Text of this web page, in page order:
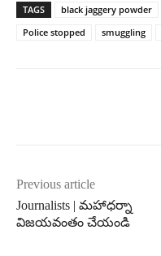
TAGS black jaggery powder
Police stopped
smuggling
Previous article
Journalists | మహాధర్నా
విజయవంతం చేయండి